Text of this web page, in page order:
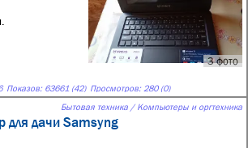
3 фото
Показов: 63661 (42) Просмотров: 280 (0)
Бытовая техника / Компьютеры и оргтехника
для дачи Samsyng